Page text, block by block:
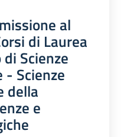
al
di Laurea
Scienze
- Scienze
della
e